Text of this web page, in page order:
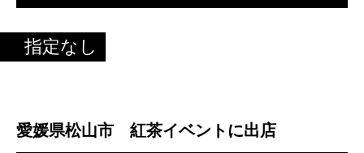
指定なし
愛媛県松山市 紅茶イベントに出店